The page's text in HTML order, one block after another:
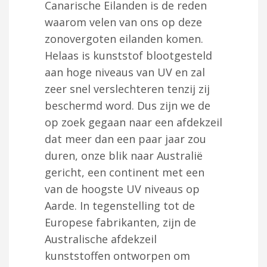
Canarische Eilanden is de reden
waarom velen van ons op deze
zonovergoten eilanden komen.
Helaas is kunststof blootgesteld
aan hoge niveaus van UV en zal
zeer snel verslechteren tenzij zij
beschermd word. Dus zijn we de
op zoek gegaan naar een afdekzeil
dat meer dan een paar jaar zou
duren, onze blik naar Australië
gericht, een continent met een
van de hoogste UV niveaus op
Aarde. In tegenstelling tot de
Europese fabrikanten, zijn de
Australische afdekzeil
kunststoffen ontworpen om